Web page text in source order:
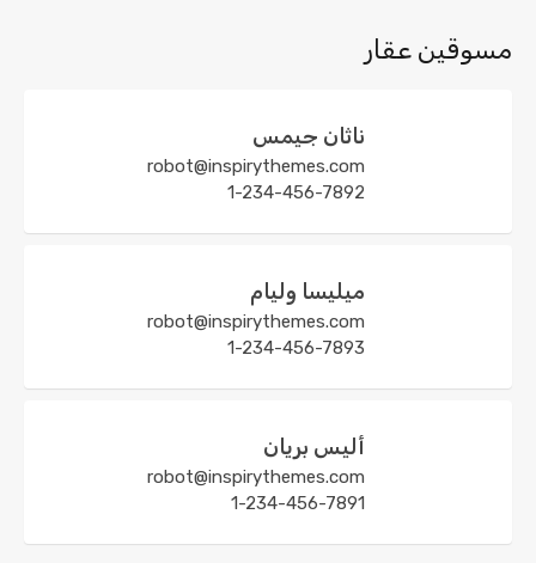
مسوقين عقار
ناثان جيمس
robot@inspirythemes.com
1-234-456-7892
ميليسا وليام
robot@inspirythemes.com
1-234-456-7893
أليس بريان
robot@inspirythemes.com
1-234-456-7891